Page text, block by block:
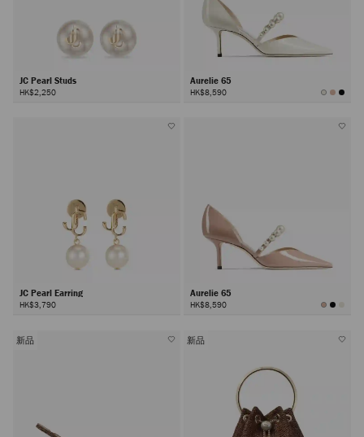
JC Pearl Studs
HK$2,250
Aurelie 65
HK$8,590
JC Pearl Earring
HK$3,790
Aurelie 65
HK$8,590
新品 新品